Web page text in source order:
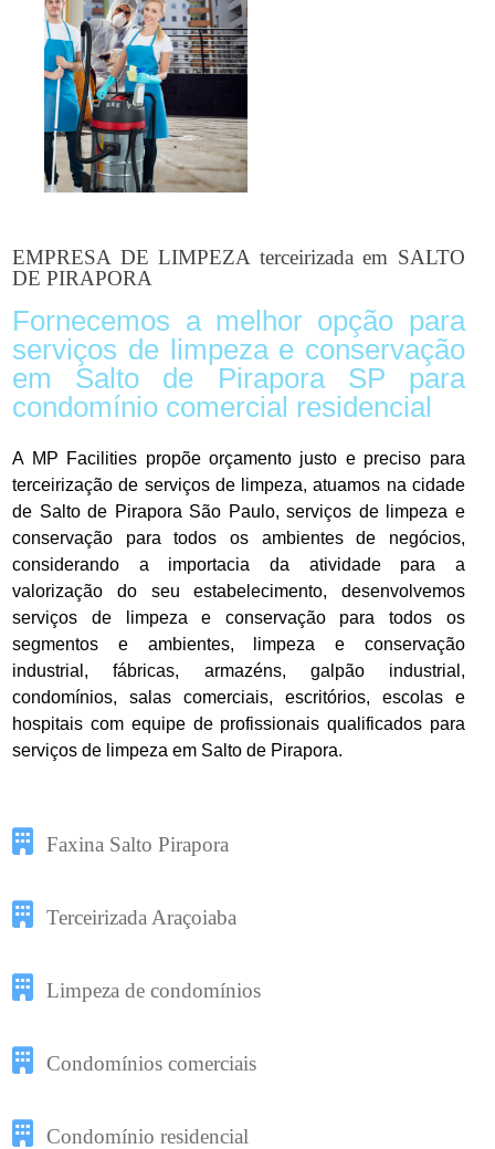
EMPRESA DE LIMPEZA terceirizada em SALTO
DE PIRAPORA
Fornecemos a melhor opção para
serviços de limpeza e conservação
em Salto de Pirapora SP para
condomínio comercial residencial
A MP Facilities propõe orçamento justo e preciso para
terceirização de serviços de limpeza, atuamos na cidade
de Salto de Pirapora São Paulo, serviços de limpeza e
conservação para todos os ambientes de negócios,
considerando a importacia da atividade para a
valorização do seu estabelecimento, desenvolvemos
serviços de limpeza e conservação para todos os
segmentos e ambientes, limpeza e conservação
industrial, fábricas, armazéns, galpão industrial,
condomínios, salas comerciais, escritórios, escolas e
hospitais com equipe de profissionais qualificados para
serviços de limpeza em Salto de Pirapora.
Faxina Salto Pirapora
Terceirizada Araçoiaba
Limpeza de condomínios
Condomínios comerciais
Condomínio residencial